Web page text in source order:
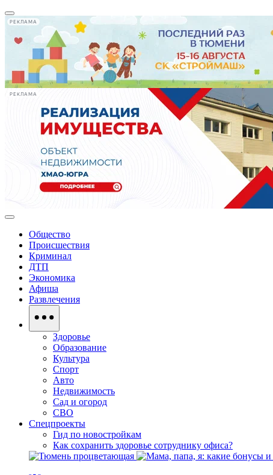
РЕКЛАМА
РЕКЛАМА
Общество
Происшествия
Криминал
ДТП
Экономика
Афиша
Развлечения
Здоровье
Образование
Культура
Спорт
Авто
Недвижимость
Сад и огород
СВО
Спецпроекты
Гид по новостройкам
Как сохранить здоровье сотруднику офиса?